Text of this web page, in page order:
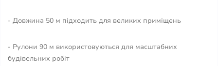
- Довжина 50 м підходить для великих приміщень
- Рулони 90 м використовуються для масштабних
будівельних робіт